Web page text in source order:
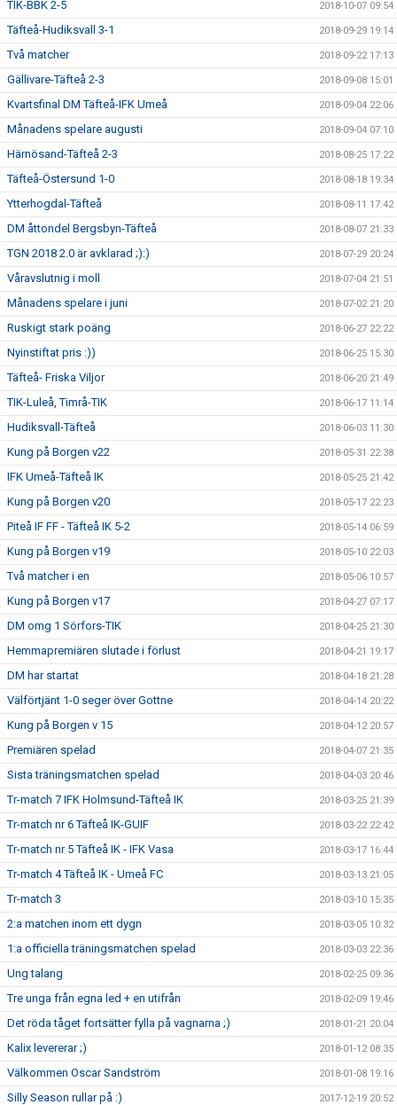
TIK-BBK 2-5 2018-10-07 09:54
Täfteå-Hudiksvall 3-1 2018-09-29 19:14
Två matcher 2018-09-22 17:13
Gällivare-Täfteå 2-3 2018-09-08 15:01
Kvartsfinal DM Täfteå-IFK Umeå 2018-09-04 22:06
Månadens spelare augusti 2018-09-04 07:10
Härnösand-Täfteå 2-3 2018-08-25 17:22
Täfteå-Östersund 1-0 2018-08-18 19:34
Ytterhogdal-Täfteå 2018-08-11 17:42
DM åttondel Bergsbyn-Täfteå 2018-08-07 21:33
TGN 2018 2.0 är avklarad ;):) 2018-07-29 20:24
Våravslutnig i moll 2018-07-04 21:51
Månadens spelare i juni 2018-07-02 21:20
Ruskigt stark poäng 2018-06-27 22:22
Nyinstiftat pris :)) 2018-06-25 15:30
Täfteå- Friska Viljor 2018-06-20 21:49
TIK-Luleå, Timrå-TIK 2018-06-17 11:14
Hudiksvall-Täfteå 2018-06-03 11:30
Kung på Borgen v22 2018-05-31 22:38
IFK Umeå-Täfteå IK 2018-05-25 21:42
Kung på Borgen v20 2018-05-17 22:23
Piteå IF FF - Täfteå IK 5-2 2018-05-14 06:59
Kung på Borgen v19 2018-05-10 22:03
Två matcher i en 2018-05-06 10:57
Kung på Borgen v17 2018-04-27 07:17
DM omg 1 Sörfors-TIK 2018-04-25 21:30
Hemmapremiären slutade i förlust 2018-04-21 19:17
DM har startat 2018-04-18 21:28
Välförtjänt 1-0 seger över Gottne 2018-04-14 20:22
Kung på Borgen v 15 2018-04-12 20:57
Premiären spelad 2018-04-07 21:35
Sista träningsmatchen spelad 2018-04-03 20:46
Tr-match 7 IFK Holmsund-Täfteå IK 2018-03-25 21:39
Tr-match nr 6 Täfteå IK-GUIF 2018-03-22 22:42
Tr-match nr 5 Täfteå IK - IFK Vasa 2018-03-17 16:44
Tr-match 4 Täfteå IK - Umeå FC 2018-03-13 21:05
Tr-match 3 2018-03-10 15:35
2:a matchen inom ett dygn 2018-03-05 10:32
1:a officiella träningsmatchen spelad 2018-03-03 22:36
Ung talang 2018-02-25 09:36
Tre unga från egna led + en utifrån 2018-02-09 19:46
Det röda tåget fortsätter fylla på vagnarna ;) 2018-01-21 20:04
Kalix levererar ;) 2018-01-12 08:35
Välkommen Oscar Sandström 2018-01-08 19:16
Silly Season rullar på :) 2017-12-19 20:52